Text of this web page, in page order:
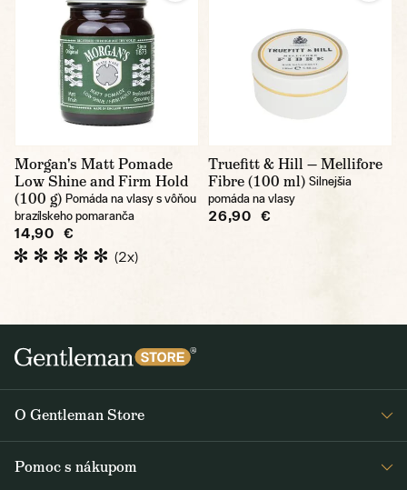
Morgan's Matt Pomade
Low Shine and Firm Hold
(100 g) Pomáda na vlasy s vôňou
brazílskeho pomaranča
14,90 €
(2x)
Truefitt & Hill — Mellifore
Fibre (100 ml) Silnejšia
pomáda na vlasy
26,90 €
O Gentleman Store
Pomoc s nákupom